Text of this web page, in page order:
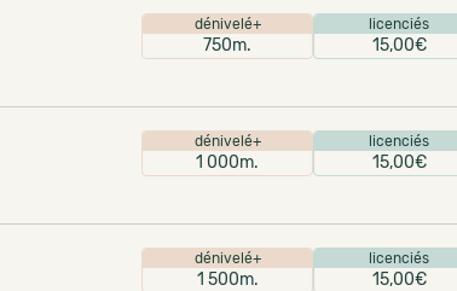
dénivelé+
750m.
licenciés
15,00€
dénivelé+
1 000m.
licenciés
15,00€
dénivelé+
1 500m.
licenciés
15,00€